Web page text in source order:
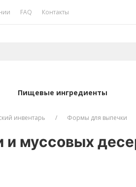
FAQ Контакты
Пищевые ингредиенты
инвентарь Формы для выпечки
муссовых